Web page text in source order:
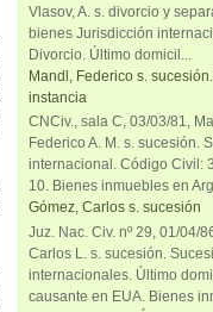
Vlasov, A. s. divorcio y
bienes Jurisdicción
Divorcio. Último domicil...
Mandl, Federico s. sucesión.
instancia
CNCiv., sala C, 03/03/81,
Federico A. M. s. sucesión.
internacional. Código Civil:
10. Bienes inmuebles en
Gómez, Carlos s. sucesión
Juz. Nac. Civ. nº 29, 01/04/
Carlos L. s. sucesión.
internacionales. Último
causante en EUA. Bienes